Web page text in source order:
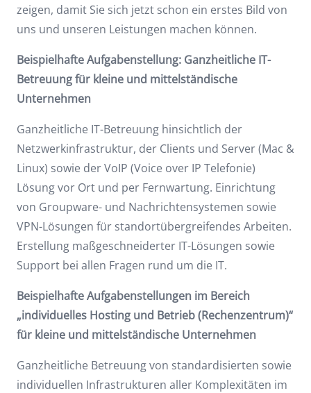
zeigen, damit Sie sich jetzt schon ein erstes Bild von
uns und unseren Leistungen machen können.
Beispielhafte Aufgabenstellung: Ganzheitliche IT-
Betreuung für kleine und mittelständische
Unternehmen
Ganzheitliche IT-Betreuung hinsichtlich der
Netzwerkinfrastruktur, der Clients und Server (Mac &
Linux) sowie der VoIP (Voice over IP Telefonie)
Lösung vor Ort und per Fernwartung. Einrichtung
von Groupware- und Nachrichtensystemen sowie
VPN-Lösungen für standortübergreifendes Arbeiten.
Erstellung maßgeschneiderter IT-Lösungen sowie
Support bei allen Fragen rund um die IT.
Beispielhafte Aufgabenstellungen im Bereich
„individuelles Hosting und Betrieb (Rechenzentrum)“
für kleine und mittelständische Unternehmen
Ganzheitliche Betreuung von standardisierten sowie
individuellen Infrastrukturen aller Komplexitäten im